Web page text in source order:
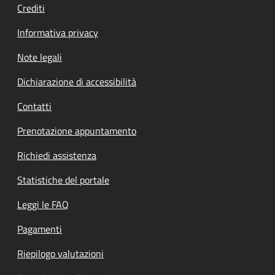
Crediti
Informativa privacy
Note legali
Dichiarazione di accessibilità
Contatti
Prenotazione appuntamento
Richiedi assistenza
Statistiche del portale
Leggi le FAQ
Pagamenti
Riepilogo valutazioni